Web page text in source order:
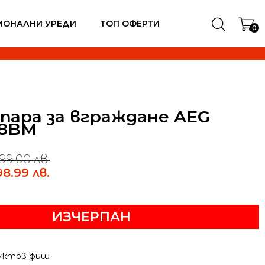
УРЕДИ ТОП ОФЕРТИ 0
за вграждане AEG
лв.
лв.
ИЗЧЕРПАН
фиш